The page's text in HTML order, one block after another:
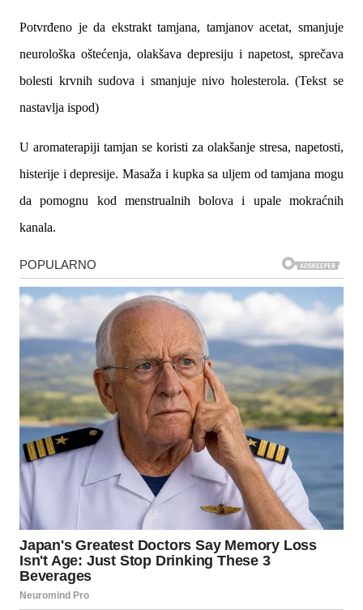
Potvrđeno je da ekstrakt tamjana, tamjanov acetat, smanjuje
neurološka oštećenja, olakšava depresiju i napetost, sprečava
bolesti krvnih sudova i smanjuje nivo holesterola. (Tekst se
nastavlja ispod)
U aromaterapiji tamjan se koristi za olakšanje stresa, napetosti,
histerije i depresije. Masaža i kupka sa uljem od tamjana mogu
da pomognu kod menstrualnih bolova i upale mokraćnih
kanala.